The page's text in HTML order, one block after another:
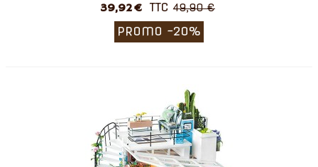
39,92 € TTC 49,90 €
PROMO -20%